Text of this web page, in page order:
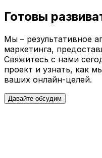
Готовы
Мы – результативное
маркетинга,
Свяжитесь с нами
проект и узнать, как
ваших онлайн-целей.
Давайте обсудим